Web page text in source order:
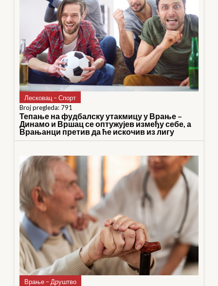
Лесковац – Спорт
Broj pregleda: 791
Тепање на фудбалску утакмицу у Врање –
Динамо и Вршац се оптужујев између себе, а
Врањанци претив да ће искочив из лигу
Врање – Друштво